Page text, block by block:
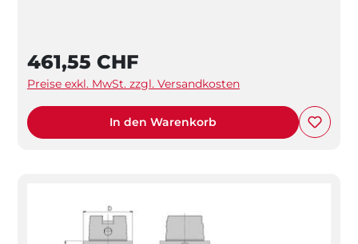
461,55 CHF
Preise exkl. MwSt. zzgl. Versandkosten
In den Warenkorb